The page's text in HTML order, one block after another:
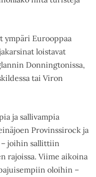
ympäri Eurooppaa
loistavat
Donningtonissa,
tai Viron
ja sallivampia
Provinssirock ja
– joihin sallittiin
rajoissa. Viime aikoina
oloihin –